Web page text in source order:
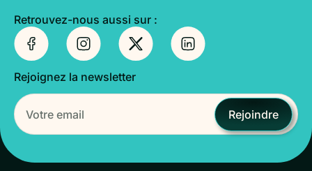
Retrouvez-nous aussi sur :
Rejoignez la newsletter
Rejoindre